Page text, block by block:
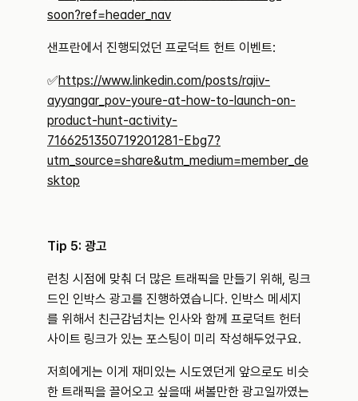
soon?ref=header_nav
샌프란에서 진행되었던 프로덕트 헌트 이벤트:
✅https://www.linkedin.com/posts/rajiv-
ayyangar_pov-youre-at-how-to-launch-on-
product-hunt-activity-
7166251350719201281-Ebg7?
utm_source=share&utm_medium=member_de
sktop
Tip 5: 광고
런칭 시점에 맞춰 더 많은 트래픽을 만들기 위해, 링크
드인 인박스 광고를 진행하였습니다. 인박스 메세지
를 위해서 친근감넘치는 인사와 함께 프로덕트 헌터
사이트 링크가 있는 포스팅이 미리 작성해두었구요.
저희에게는 이게 재미있는 시도였던게 앞으로도 비슷
한 트래픽을 끌어오고 싶을때 써볼만한 광고일까였는